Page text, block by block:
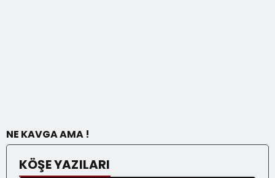
NE KAVGA AMA !
KÖŞE YAZILARI